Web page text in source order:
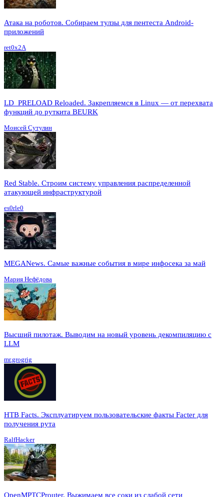
Атака на роботов. Собираем тулзы для пентеста Android-
приложений
ret0x2A
LD_PRELOAD Reloaded. Закрепляемся в Linux — от перехвата
функций до руткита BEURK
Моисей Сутулин
Red Stable. Строим систему управления распределенной
атакующей инфраструктурой
es0rle0
MEGANews. Cамые важные события в мире инфосека за май
Мария Нефёдова
Высший пилотаж. Выводим на новый уровень декомпиляцию с
LLM
mr.grogrig
HTB Facts. Эксплуатируем пользовательские факты Facter для
получения рута
RalfHacker
OpenMPTCProuter. Выжимаем все соки из слабой сети